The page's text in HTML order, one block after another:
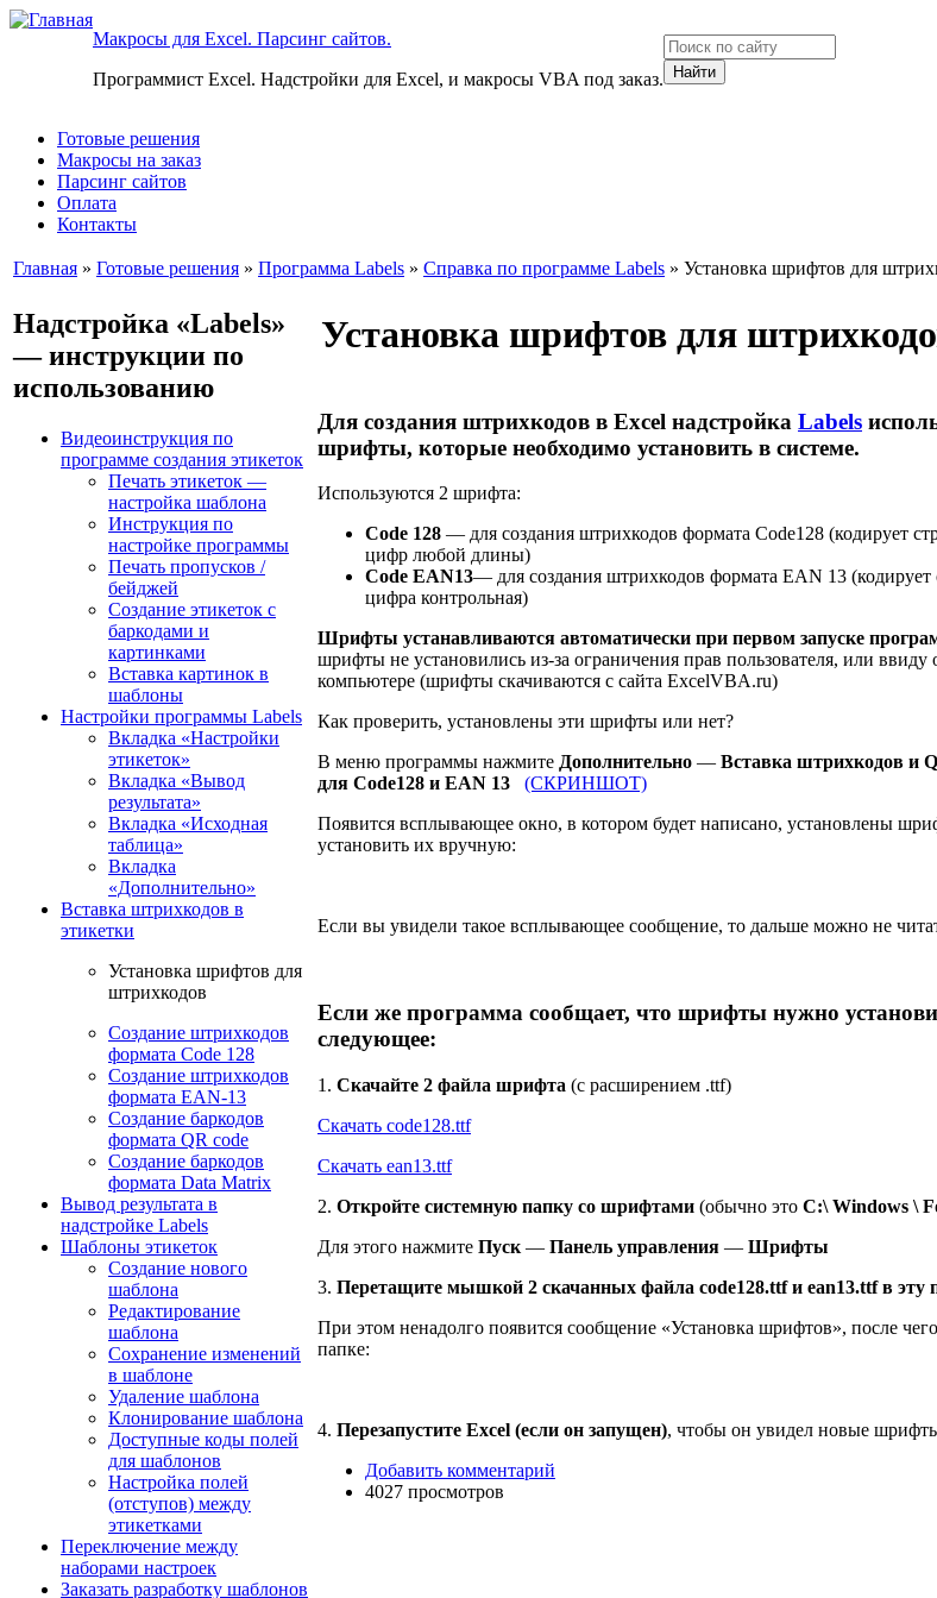
Макросы для Excel. Парсинг сайтов.
Программист Excel. Надстройки для Excel, и макросы VBA под заказ.
Готовые решения
Макросы на заказ
Парсинг сайтов
Оплата
Контакты
Главная » Готовые решения » Программа Labels » Справка по программе Labels » Установка шрифтов для
Надстройка «Labels»
— инструкции по
использованию
Видеоинструкция по
программе создания этикеток
Печать этикеток —
настройка шаблона
Инструкция по
настройке программы
Печать пропусков /
бейджей
Создание этикеток с
баркодами и
картинками
Вставка картинок в
шаблоны
Настройки программы Labels
Вкладка «Настройки
этикеток»
Вкладка «Вывод
результата»
Вкладка «Исходная
таблица»
Вкладка
«Дополнительно»
Вставка штрихкодов в
этикетки
Установка шрифтов для
штрихкодов
Создание штрихкодов
формата Code 128
Создание штрихкодов
формата EAN-13
Создание баркодов
формата QR code
Создание баркодов
формата Data Matrix
Вывод результата в
надстройке Labels
Шаблоны этикеток
Создание нового
шаблона
Редактирование
шаблона
Сохранение изменений
в шаблоне
Удаление шаблона
Клонирование шаблона
Доступные коды полей
для шаблонов
Настройка полей
(отступов) между
этикетками
Переключение между
наборами настроек
Заказать разработку шаблонов
Установка шрифтов для
Для создания штрихкодов в Excel надстройка Labels
шрифты, которые необходимо установить в системе.
Используются 2 шрифта:
Code 128 — для создания штрихкодов формата Code128 (кодирует
цифр любой длины)
Code EAN13— для создания штрихкодов формата EAN 13 (кодирует
цифра контрольная)
Шрифты устанавливаются автоматически при первом запуске
шрифты не установились из-за ограничения прав пользователя, или ввиду
компьютере (шрифты скачиваются с сайта ExcelVBA.ru)
Как проверить, установлены эти шрифты или нет?
В меню программы нажмите Дополнительно — Вставка штрихкодов и
для Code128 и EAN 13
(СКРИНШОТ)
Появится всплывающее окно, в котором будет написано, установлены
установить их вручную:
Если вы увидели такое всплывающее сообщение, то дальше можно не
Если же программа сообщает, что шрифты нужно
следующее:
1. Скачайте 2 файла шрифта (с расширением .ttf)
Скачать code128.ttf
Скачать ean13.ttf
2. Откройте системную папку со шрифтами (обычно это C:\ Windows \
Для этого нажмите Пуск — Панель управления — Шрифты
3. Перетащите мышкой 2 скачанных файла code128.ttf и ean13.ttf в эту
При этом ненадолго появится сообщение «Установка шрифтов», после
папке:
4. Перезапустите Excel (если он запущен), чтобы он увидел новые
Добавить комментарий
4027 просмотров